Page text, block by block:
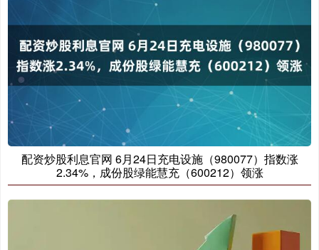
配资炒股利息官网 6月24日充电设施（980077）指数涨
2.34%，成份股绿能慧充（600212）领涨